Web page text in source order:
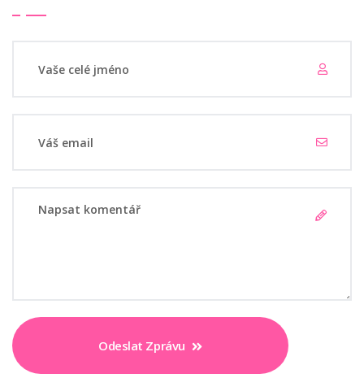
Odeslat Zprávu